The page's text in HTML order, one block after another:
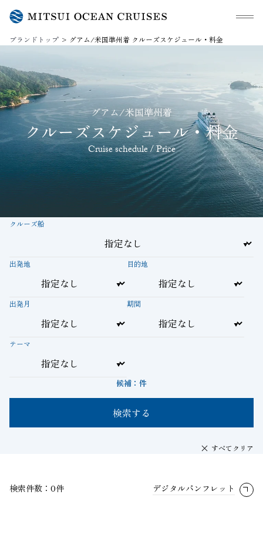
メニュ
ブランドトップ グアム/米国準州着 クルーズスケジュール・料金
グアム/米国準州着
クルーズスケジュール・料金
Cruise schedule / Price
クルーズ船
出発地 目的地
出発月 期間
テーマ
候補： 件
検索する
すべてクリア
検索件数：0件 デジタルパンフレット